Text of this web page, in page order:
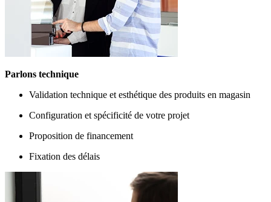
Parlons technique
Validation technique et esthétique des produits en magasin
Configuration et spécificité de votre projet
Proposition de financement
Fixation des délais